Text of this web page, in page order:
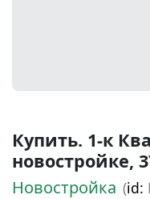
Купить. 1-к
новостройке,
Новостройка (id: